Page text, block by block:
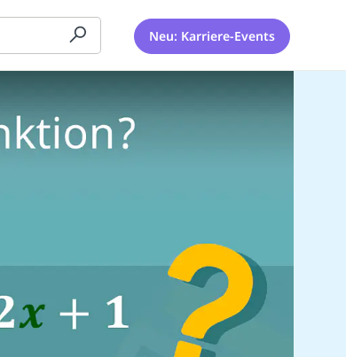
Neu: Karriere-Events